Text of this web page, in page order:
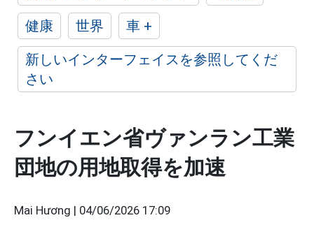
健康
世界
車 +
新しいインターフェイスを参照してくだ
さい
フンイエン省ヴァンラン工業
団地の用地取得を加速
Mai Hương | 04/06/2026 17:09